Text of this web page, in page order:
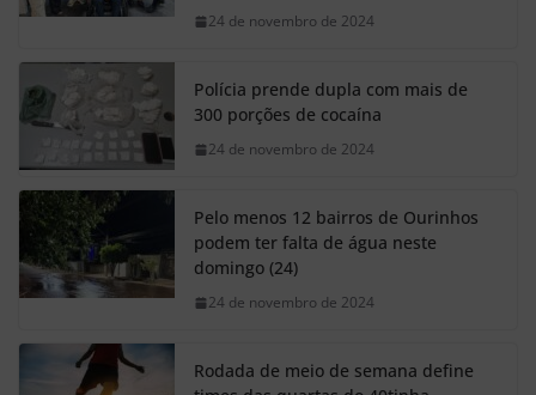
24 de novembro de 2024
Polícia prende dupla com mais de
300 porções de cocaína
24 de novembro de 2024
Pelo menos 12 bairros de Ourinhos
podem ter falta de água neste
domingo (24)
24 de novembro de 2024
Rodada de meio de semana define